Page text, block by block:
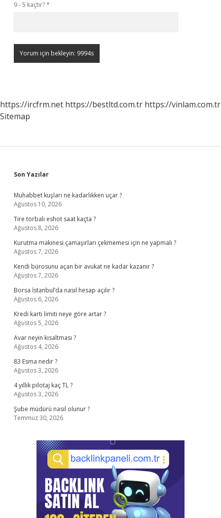
9 - 5 kaçtır?*
https://ircfrm.net https://bestltd.com.tr https://vinlam.com.tr
Sitemap
Sidebar
Son Yazılar
Muhabbet kuşları ne kadarlıkken uçar ?
Ağustos 10, 2026
Tire torbalı eshot saat kaçta ?
Ağustos 8, 2026
Kurutma makinesi çamaşırları çekmemesi için ne yapmalı ?
Ağustos 7, 2026
Kendi bürosunu açan bir avukat ne kadar kazanır ?
Ağustos 7, 2026
Borsa İstanbul’da nasıl hesap açılır ?
Ağustos 6, 2026
Kredi kartı limiti neye göre artar ?
Ağustos 5, 2026
Avar neyin kısaltması ?
Ağustos 4, 2026
83 Esma nedir ?
Ağustos 3, 2026
4 yıllık pilotaj kaç TL ?
Ağustos 3, 2026
Şube müdürü nasıl olunur ?
Temmuz 30, 2026